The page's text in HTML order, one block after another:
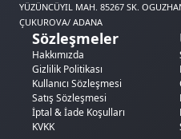
YÜZÜNCÜYIL MAH. 85267 SK.
ÇUKUROVA/ ADANA
Sözleşmeler
Hakkımızda
Gizlilik Politikası
Kullanıcı Sözleşmesi
Satış Sözleşmesi
İptal & İade Koşulları
KVKK